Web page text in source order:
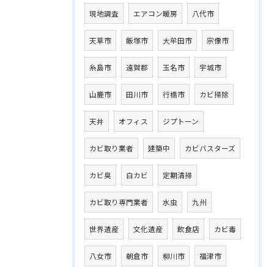
現地調査 エアコン暖房 八代市
天草市 飯塚市 大牟田市 宗像市
糸島市 遠賀郡 玉名市 宇城市
山鹿市 田川市 行橋市 カビ掃除
天井 オフィス ジプトーン
カビ取り業者 建築中 カビバスターズ
カビ臭 白カビ 定期清掃
カビ取り専門業者 水虫 九州
世界遺産 文化遺産 飲食店 カビ毒
八女市 朝倉市 柳川市 福津市